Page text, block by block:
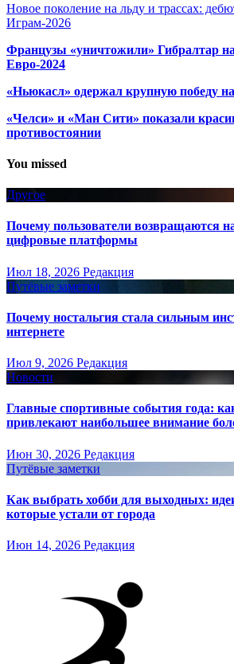
Новое поколение на льду и трассах:
Играм-2026
Французы «уничтожили» Гибралтар
Евро-2024
«Ньюкасл» одержал крупную победу
«Челси» и «Ман Сити» показали
противостоянии
You missed
Другое
Почему пользователи возвращаются
цифровые платформы
Июл 18, 2026 Редакция
Путёвые заметки
Почему ностальгия стала сильным
интернете
Июл 9, 2026 Редакция
Новости
Главные спортивные события года:
привлекают наибольшее внимание
Июн 30, 2026 Редакция
Путёвые заметки
Как выбрать хобби для выходных:
которые устали от города
Июн 14, 2026 Редакция